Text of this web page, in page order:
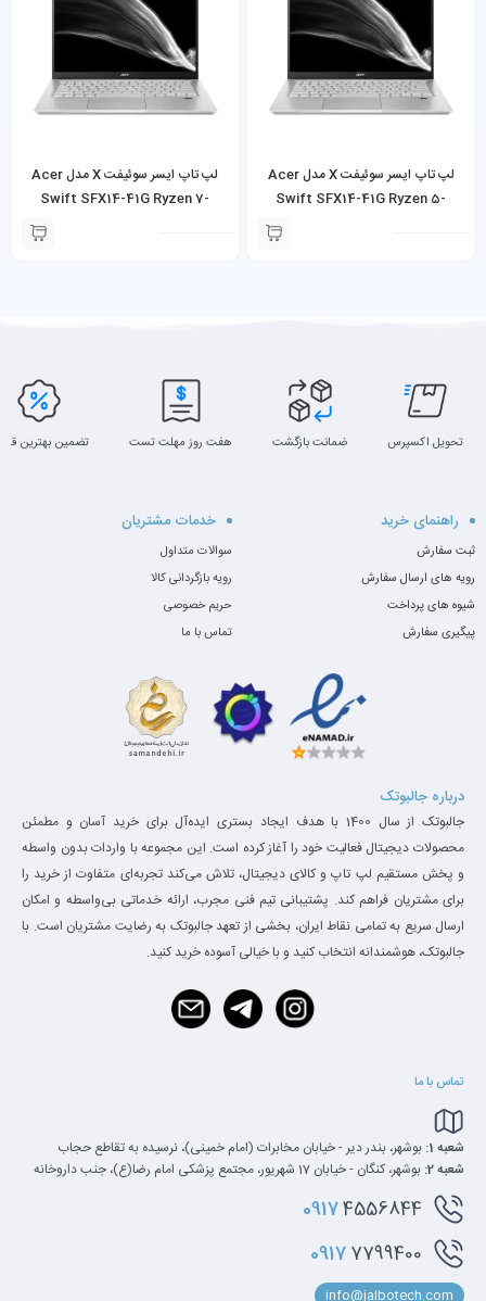
لپ تاپ ایسر سوئیفت X مدل Acer
Swift SFX14-41G Ryzen 5-
5500U 8GB 512GB SSD NVIDIA
لپ تاپ ایسر سوئیفت X مدل Acer
Swift SFX14-41G Ryzen 7-
5700U 16GB 512GB SSD NVIDIA
تحویل اکسپرس ضمانت بازگشت هفت روز مهلت تست تضمین بهترین
راهنمای خرید
ثبت سفارش
رویه های ارسال سفارش
شیوه های پرداخت
پیگیری سفارش
خدمات مشتریان
سوالات متداول
رویه بازگردانی کالا
حریم خصوصی
تماس با ما
درباره جالبوتک
جالبوتک از سال 1400 با هدف ایجاد بستری ایده‌آل برای خرید آسان و مطمئن
محصولات دیجیتال فعالیت خود را آغاز کرده است. این مجموعه با واردات بدون واسطه
و پخش مستقیم لپ تاپ و کالای دیجیتال، تلاش می‌کند تجربه‌ای متفاوت از خرید را
برای مشتریان فراهم کند. پشتیبانی تیم فنی مجرب، ارائه خدماتی بی‌واسطه و امکان
ارسال سریع به تمامی نقاط ایران، بخشی از تعهد جالبوتک به رضایت مشتریان است. با
جالبوتک، هوشمندانه انتخاب کنید و با خیالی آسوده خرید کنید.
تماس با ما
شعبه 1:
بوشهر، بندر دیر - خیابان مخابرات (امام خمینی)، نرسیده به تقاطع حجاب
شعبه 2:
بوشهر، کنگان - خیابان 17 شهریور، مجتمع پزشکی امام رضا(ع)، جنب داروخانه
09174556844
09177799400
info@jalbotech.com